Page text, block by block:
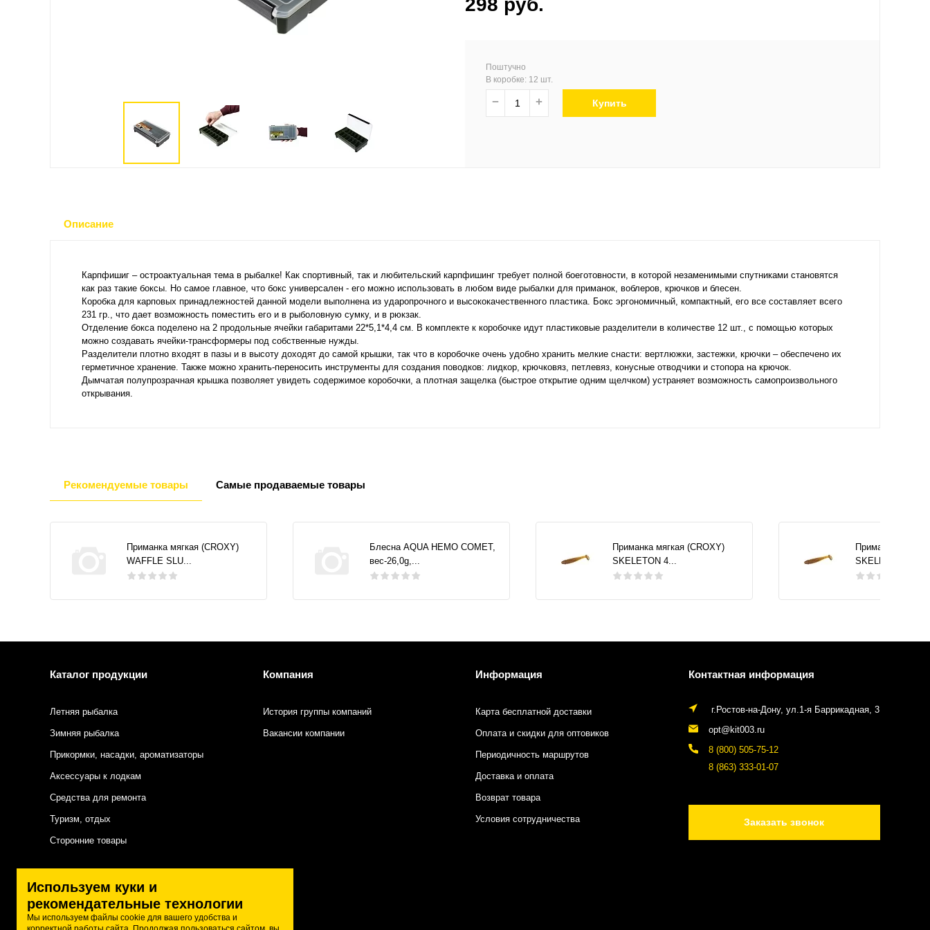
298 руб.
Поштучно
В коробке: 12 шт.
− + Купить
Описание
Карпфишиг – остроактуальная тема в рыбалке! Как спортивный, так и любительский карпфишинг требует полной боеготовности, в которой незаменимыми спутниками становятся
как раз такие боксы. Но самое главное, что бокс универсален - его можно использовать в любом виде рыбалки для приманок, воблеров, крючков и блесен.
Коробка для карповых принадлежностей данной модели выполнена из ударопрочного и высококачественного пластика. Бокс эргономичный, компактный, его все составляет всего
231 гр., что дает возможность поместить его и в рыболовную сумку, и в рюкзак.
Отделение бокса поделено на 2 продольные ячейки габаритами 22*5,1*4,4 см. В комплекте к коробочке идут пластиковые разделители в количестве 12 шт., с помощью которых
можно создавать ячейки-трансформеры под собственные нужды.
Разделители плотно входят в пазы и в высоту доходят до самой крышки, так что в коробочке очень удобно хранить мелкие снасти: вертлюжки, застежки, крючки – обеспечено их
герметичное хранение. Также можно хранить-переносить инструменты для создания поводков: лидкор, крючковяз, петлевяз, конусные отводчики и стопора на крючок.
Дымчатая полупрозрачная крышка позволяет увидеть содержимое коробочки, а плотная защелка (быстрое открытие одним щелчком) устраняет возможность самопроизвольного
открывания.
Рекомендуемые товары Самые продаваемые товары
Приманка мягкая (CROXY)
WAFFLE SLU...
Блесна AQUA НЕМО COMET,
вес-26,0g,...
Приманка мягкая (CROXY)
SKELETON 4...
Приманка мягкая
SKELETON 4...
Каталог продукции
Летняя рыбалка
Зимняя рыбалка
Прикормки, насадки, ароматизаторы
Аксессуары к лодкам
Средства для ремонта
Туризм, отдых
Сторонние товары
Компания
История группы компаний
Вакансии компании
Информация
Карта бесплатной доставки
Оплата и скидки для оптовиков
Периодичность маршрутов
Доставка и оплата
Возврат товара
Условия сотрудничества
Контактная информация
г.Ростов-на-Дону, ул.1-я Баррикадная, 3
opt@kit003.ru
8 (800) 505-75-12
8 (863) 333-01-07
Заказать звонок
Используем куки и
рекомендательные технологии
Мы используем файлы cookie для вашего удобства и